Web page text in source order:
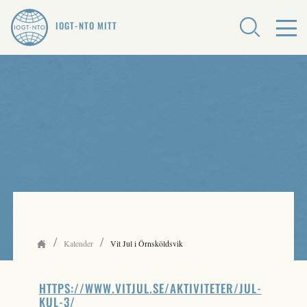
IOGT-NTO MITT
/ Kalender / Vit Jul i Örnsköldsvik
HTTPS://WWW.VITJUL.SE/AKTIVITETER/JUL-
KUL-3/